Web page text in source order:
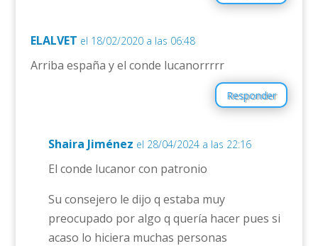
ELALVET el 18/02/2020 a las 06:48
Arriba españa y el conde lucanorrrrr
Responder
Shaira Jiménez el 28/04/2024 a las 22:16
El conde lucanor con patronio
Su consejero le dijo q estaba muy
preocupado por algo q quería hacer pues si
acaso lo hiciera muchas personas